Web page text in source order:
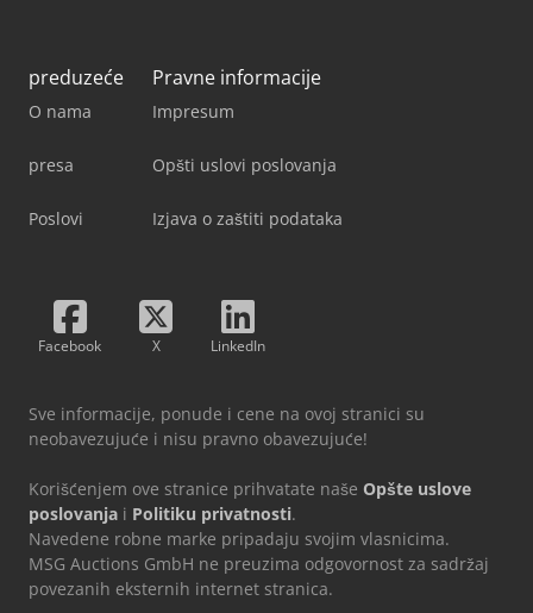
preduzeće
O nama
presa
Poslovi
Pravne informacije
Impresum
Opšti uslovi poslovanja
Izjava o zaštiti podataka
Facebook X LinkedIn
Sve informacije, ponude i cene na ovoj stranici su
neobavezujuće i nisu pravno obavezujuće!
Korišćenjem ove stranice prihvatate naše Opšte uslove
poslovanja i Politiku privatnosti.
Navedene robne marke pripadaju svojim vlasnicima.
MSG Auctions GmbH ne preuzima odgovornost za sadržaj
povezanih eksternih internet stranica.